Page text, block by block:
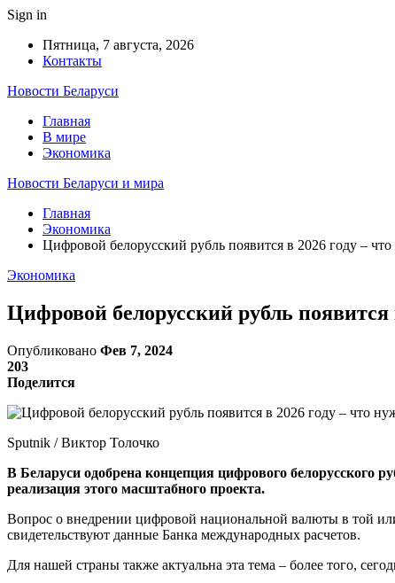
Sign in
Пятница, 7 августа, 2026
Контакты
Новости Беларуси
Главная
В мире
Экономика
Новости Беларуси и мира
Главная
Экономика
Цифровой белорусский рубль появится в 2026 году –
Экономика
Цифровой белорусский рубль
Опубликовано Фев 7, 2024
203
Поделится
Sputnik / Виктор Толочко
В Беларуси одобрена концепция цифрового белорусского
реализация этого масштабного проекта.
Вопрос о внедрении цифровой национальной валюты в той
свидетельствуют данные Банка международных расчетов.
Для нашей страны также актуальна эта тема – более того,